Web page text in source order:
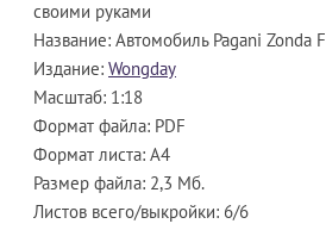
своими руками
Название: Автомобиль Pagani Zonda F
Издание: Wongday
Масштаб: 1:18
Формат файла: PDF
Формат листа: А4
Размер файла: 2,3 Мб.
Листов всего/выкройки: 6/6